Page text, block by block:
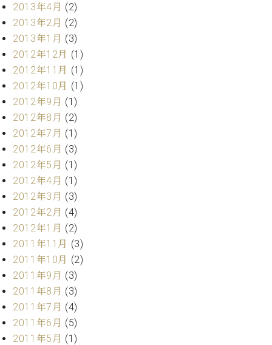
2013年4月 (2)
2013年2月 (2)
2013年1月 (3)
2012年12月 (1)
2012年11月 (1)
2012年10月 (1)
2012年9月 (1)
2012年8月 (2)
2012年7月 (1)
2012年6月 (3)
2012年5月 (1)
2012年4月 (1)
2012年3月 (3)
2012年2月 (4)
2012年1月 (2)
2011年11月 (3)
2011年10月 (2)
2011年9月 (3)
2011年8月 (3)
2011年7月 (4)
2011年6月 (5)
2011年5月 (1)